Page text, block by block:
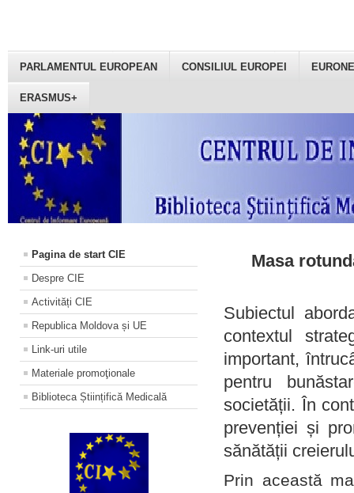
PARLAMENTUL EUROPEAN CONSILIUL EUROPEI
ERASMUS+
Pagina de start CIE
Despre CIE
Activități CIE
Republica Moldova și UE
Link-uri utile
Materiale promoţionale
Biblioteca Științifică Medicală
Masa
Subiectul
contextul
important,
pentru
societății. În
prevenției și
sănătății
Prin această